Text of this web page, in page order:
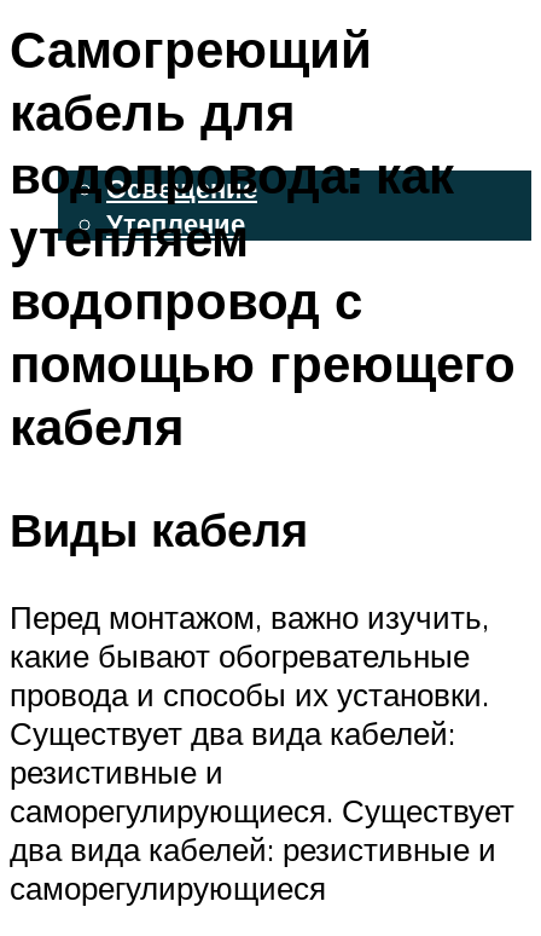
ВЕНТИЛИРУЕМЫЕ ФАСАДЫ
ФАСАДНЫЙ САЙДИНГ
ОСВЕЩЕНИЕ И УТЕПЛЕНИЕ
Освещение
Утепление
МЕНЮ
Самогреющий
кабель для
водопровода: как
утепляем
водопровод с
помощью греющего
кабеля
Виды кабеля
Перед монтажом, важно изучить,
какие бывают обогревательные
провода и способы их установки.
Существует два вида кабелей:
резистивные и
саморегулирующиеся. Существует
два вида кабелей: резистивные и
саморегулирующиеся